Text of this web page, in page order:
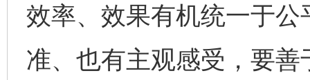
效率、效果有机统一于
准、也有主观感受，要
完善运行机制助力责任有效落实 一纸欠